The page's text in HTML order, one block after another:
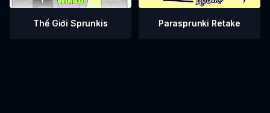
Thế Giới Sprunkis Parasprunki Retake